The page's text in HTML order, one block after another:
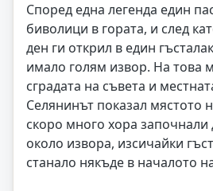
Според една легенда един
биволици в гората, и след
ден ги открил в един
имало голям извор. На това
сградата на съвета и
Селянинът показал мястото
скоро много хора започнали
около извора, изсичайки
станало някъде в началото